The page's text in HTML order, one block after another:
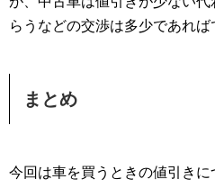
らうなどの交渉は多少であれば
まとめ
今回は車を買うときの値引きに